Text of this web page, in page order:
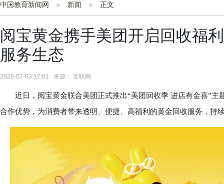
中国教育新闻网 新闻 正文
阅宝黄金携手美团开启回收福
服务生态
2026-07-03 17:01 来源： 互联网
近日，阅宝黄金联合美团正式推出“美团回收季 进店有金喜”主
合作优势，为消费者带来透明、便捷、高福利的黄金回收服务，持